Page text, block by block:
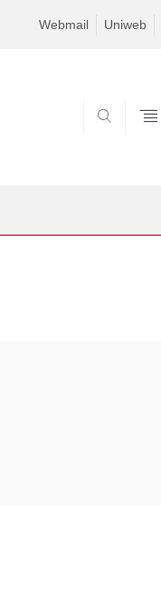
Webmail Uniweb